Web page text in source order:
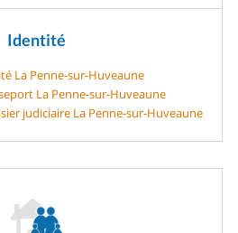
Identité
La Penne-sur-Huveaune
La Penne-sur-Huveaune
judiciaire La Penne-sur-Huveaune